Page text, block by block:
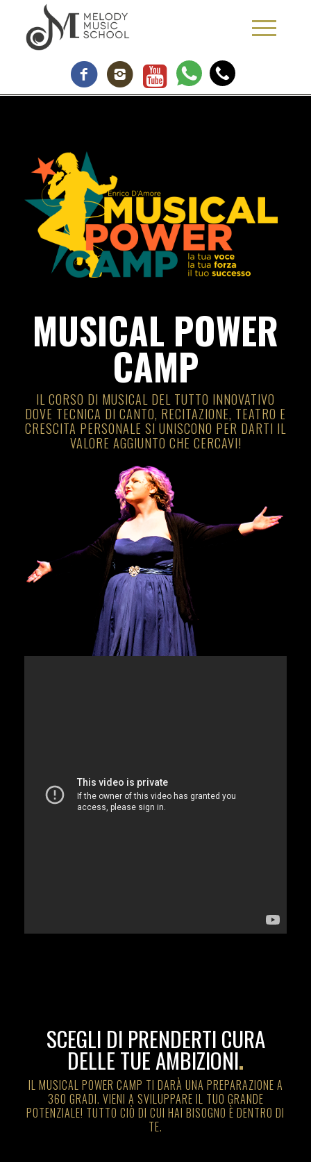
MUSICAL POWER
CAMP
IL CORSO DI MUSICAL DEL TUTTO INNOVATIVO
DOVE TECNICA DI CANTO, RECITAZIONE, TEATRO E
CRESCITA PERSONALE SI UNISCONO PER DARTI IL
VALORE AGGIUNTO CHE CERCAVI!
SCEGLI DI PRENDERTI CURA
DELLE TUE AMBIZIONI.
IL MUSICAL POWER CAMP TI DARÀ UNA PREPARAZIONE A
360 GRADI. VIENI A SVILUPPARE IL TUO GRANDE
POTENZIALE! TUTTO CIÒ DI CUI HAI BISOGNO È DENTRO DI
TE.